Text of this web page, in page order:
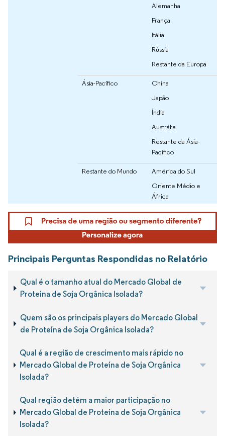
Alemanha
França
Itália
Rússia
Restante da Europa
Ásia-Pacífico
China
Japão
Índia
Austrália
Restante da Ásia-
Pacífico
Restante do Mundo
América do Sul
Oriente Médio e
África
Principais Perguntas Respondidas no Relatório
Qual é o tamanho atual do Mercado Global de
Proteína de Soja Orgânica Isolada?
Quem são os principais players do Mercado Global
de Proteína de Soja Orgânica Isolada?
Qual é a região de crescimento mais rápido no
Mercado Global de Proteína de Soja Orgânica
Isolada?
Qual região detém a maior participação no
Mercado Global de Proteína de Soja Orgânica
Isolada?